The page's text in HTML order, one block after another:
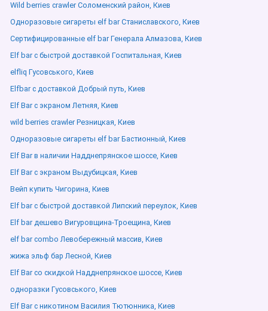
Wild berries crawler Соломенский район, Киев
Одноразовые сигареты elf bar Станиславского, Киев
Сертифицированные elf bar Генерала Алмазова, Киев
Elf bar с быстрой доставкой Госпитальная, Киев
elfliq Гусовського, Киев
Elfbar с доставкой Добрый путь, Киев
Elf Bar с экраном Летняя, Киев
wild berries crawler Резницкая, Киев
Одноразовые сигареты elf bar Бастионный, Киев
Elf Bar в наличии Надднепрянское шоссе, Киев
Elf Bar с экраном Выдубицкая, Киев
Вейп купить Чигорина, Киев
Elf bar с быстрой доставкой Липский переулок, Киев
Elf bar дешево Вигуровщина-Троещина, Киев
elf bar combo Левобережный массив, Киев
жижа эльф бар Лесной, Киев
Elf Bar со скидкой Надднепрянское шоссе, Киев
одноразки Гусовського, Киев
Elf Bar с никотином Василия Тютюнника, Киев